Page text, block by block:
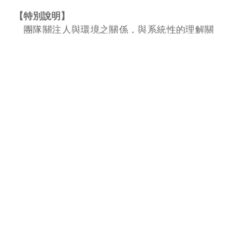
【特別說明】
團隊關注人與環境之關係，與系統性的理解關